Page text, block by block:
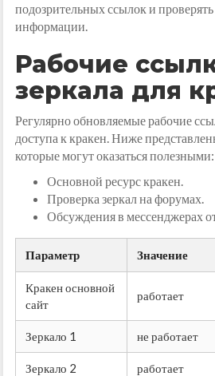
подозрительных ссылок и
информации.
Рабочие
зеркала для
Регулярно обновляемые рабочие
доступа к кракен. Ниже
которые могут оказаться полезными:
Основной ресурс кракен.
Проверка зеркал на форумах.
Обсуждения в мессенджерах
Параметр Значение
Кракен основной
сайт
работает
Зеркало 1 не работает
Зеркало 2 работает